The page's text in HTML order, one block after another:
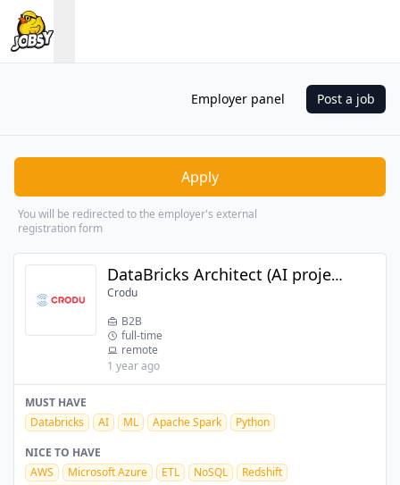
Employer panel Post a job
DataBricks Architect (AI project)
Crodu
B2B
full-time
remote
1 year ago
MUST HAVE
Databricks
AI ML Apache Spark
Python
NICE TO HAVE
AWS
Microsoft Azure ETL NoSQL
Redshift
Apply
You will be redirected to the employer's external
registration form